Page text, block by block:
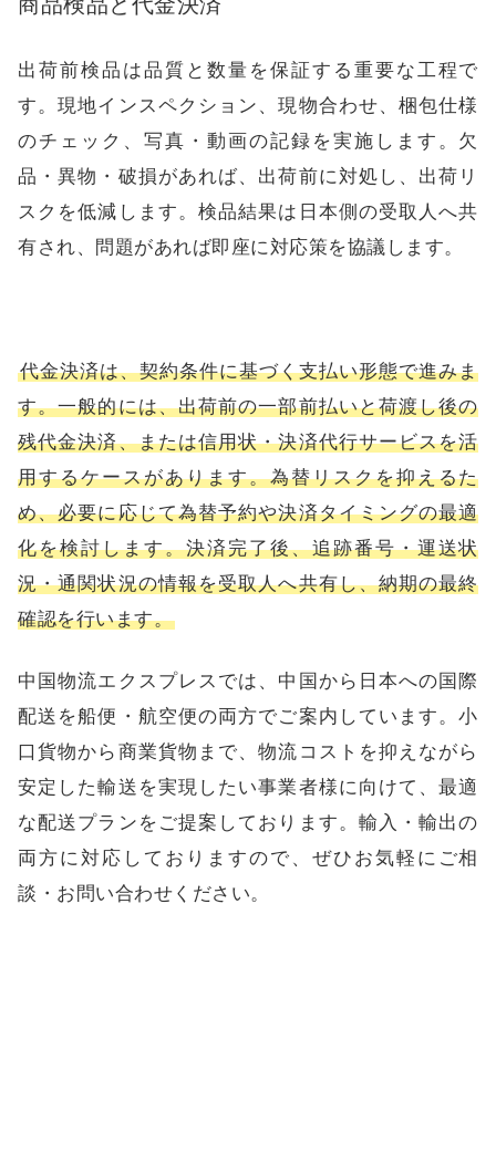
出荷前検品は品質と数量を保証する重要な工程で
す。現地インスペクション、現物合わせ、梱包仕様
のチェック、写真・動画の記録を実施します。欠
品・異物・破損があれば、出荷前に対処し、出荷リ
スクを低減します。検品結果は日本側の受取人へ共
有され、問題があれば即座に対応策を協議します。
代金決済は、契約条件に基づく支払い形態で進みま
す。一般的には、出荷前の一部前払いと荷渡し後の
残代金決済、または信用状・決済代行サービスを活
用するケースがあります。為替リスクを抑えるた
め、必要に応じて為替予約や決済タイミングの最適
化を検討します。決済完了後、追跡番号・運送状
況・通関状況の情報を受取人へ共有し、納期の最終
確認を行います。
中国物流エクスプレス では、中国から日本への国際
配送を船便・航空便の両方でご案内しています。小
口貨物から商業貨物まで、物流コストを抑えながら
安定した輸送を実現したい事業者様に向けて、最適
な配送プランをご提案しております。輸入・輸出の
両方に対応しておりますので、 ぜひお気軽にご相
談・お問い合わせください。